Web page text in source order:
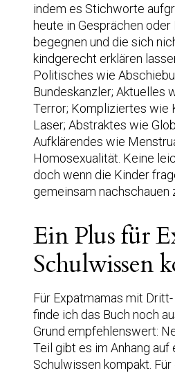
indem es Stichworte
heute in Gesprächen
begegnen und die sich
kindgerecht erklären
Politisches wie
Bundeskanzler; Aktuelles
Terror; Kompliziertes wie
Laser; Abstraktes wie
Aufklärendes wie
Homosexualität. Keine
doch wenn die Kinder
gemeinsam nachschauen
Ein Plus für
Schulwissen
Für Expatmamas mit
finde ich das Buch noch
Grund empfehlenswert:
Teil gibt es im Anhang auf
Schulwissen kompakt.